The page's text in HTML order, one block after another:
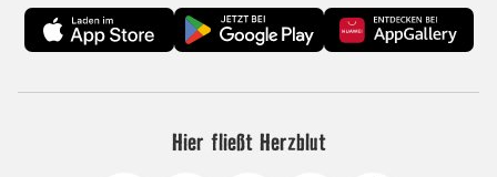
Hier fließt Herzblut